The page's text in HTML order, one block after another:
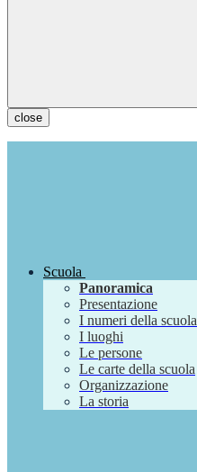
close
Scuola
Panoramica
Presentazione
I numeri della scuola
I luoghi
Le persone
Le carte della scuola
Organizzazione
La storia